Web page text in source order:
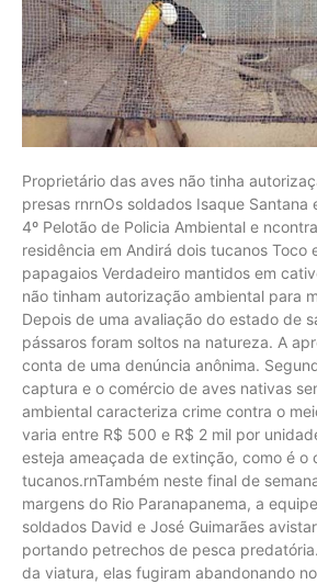
Proprietário das aves não tinha
presas rnrnOs soldados Isaque Santana
4º Pelotão de Policia Ambiental e
residência em Andirá dois tucanos Toco
papagaios Verdadeiro mantidos em
não tinham autorização ambiental para
Depois de uma avaliação do estado de
pássaros foram soltos na natureza. A
conta de uma denúncia anônima.
captura e o comércio de aves nativas
ambiental caracteriza crime contra o
varia entre R$ 500 e R$ 2 mil por
esteja ameaçada de extinção, como é o
tucanos.rnTambém neste final de
margens do Rio Paranapanema, a
soldados David e José Guimarães
portando petrechos de pesca
da viatura, elas fugiram abandonando